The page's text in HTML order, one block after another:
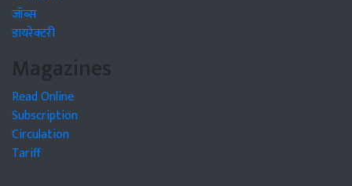
जॉब्स
डायरेक्टरी
Magazines
Read Online
Subscription
Circulation
Tariff